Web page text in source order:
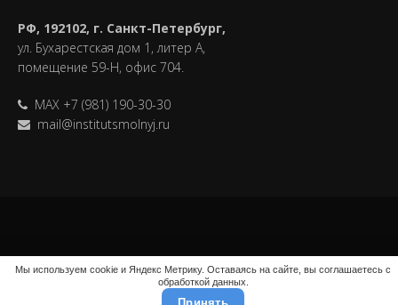
РФ, 192102, г. Санкт-Петербург,
ул. Бухарестская дом 1, литер А,
помещение 59-Н, офис 704.
MAX +7 (981) 190-30-30
mail@institutsmolnyj.ru
Мы используем cookie и Яндекс Метрику. Оставаясь на сайте, вы соглашаетесь с
обработкой данных.